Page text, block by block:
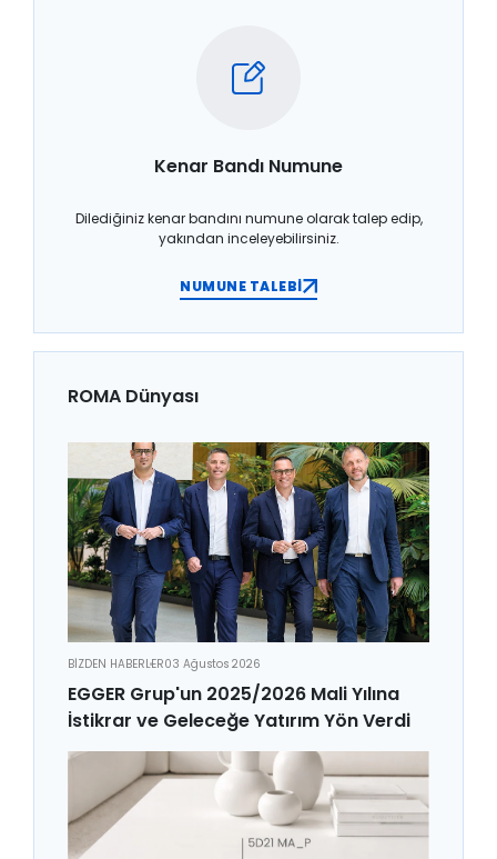
Kenar Bandı Numune
Dilediğiniz kenar bandını numune olarak talep edip,
yakından inceleyebilirsiniz.
NUMUNE TALEBİ
ROMA Dünyası
BİZDEN HABERLER03 Ağustos 2026
EGGER Grup'un 2025/2026 Mali Yılına
İstikrar ve Geleceğe Yatırım Yön Verdi